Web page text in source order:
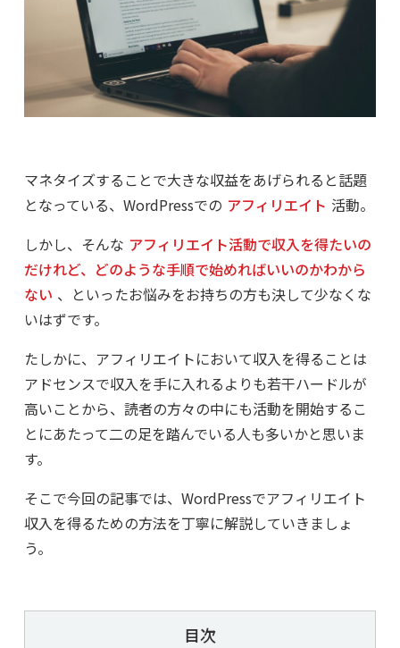
マネタイズすることで大きな収益をあげられると話題
となっている、WordPressでの アフィリエイト 活動。
しかし、そんな アフィリエイト活動で収入を得たいの
だけれど、どのような手順で始めればいいのかわから
ない 、といったお悩みをお持ちの方も決して少なくな
いはずです。
たしかに、アフィリエイトにおいて収入を得ることは
アドセンスで収入を手に入れるよりも若干ハードルが
高いことから、読者の方々の中にも活動を開始するこ
とにあたって二の足を踏んでいる人も多いかと思いま
す。
そこで今回の記事では、WordPressでアフィリエイト
収入を得るための方法を丁寧に解説していきましょ
う。
目次